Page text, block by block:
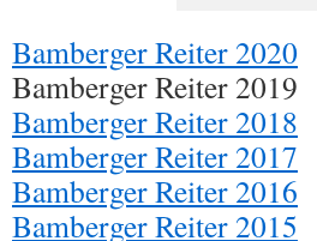
Bamberger Reiter 2020
Bamberger Reiter 2019
Bamberger Reiter 2018
Bamberger Reiter 2017
Bamberger Reiter 2016
Bamberger Reiter 2015